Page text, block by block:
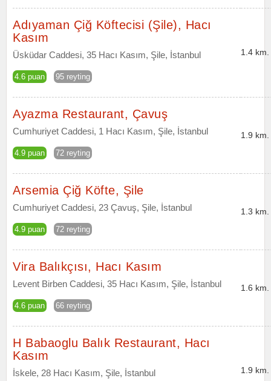
Adıyaman Çiğ Köftecisi (Şile), Hacı
Kasım
Üsküdar Caddesi, 35 Hacı Kasım, Şile, İstanbul
4.6 puan 95 reyting
1.4 km.
Ayazma Restaurant, Çavuş
Cumhuriyet Caddesi, 1 Hacı Kasım, Şile, İstanbul
4.9 puan 72 reyting
1.9 km.
Arsemia Çiğ Köfte, Şile
Cumhuriyet Caddesi, 23 Çavuş, Şile, İstanbul
4.9 puan 72 reyting
1.3 km.
Vira Balıkçısı, Hacı Kasım
Levent Birben Caddesi, 35 Hacı Kasım, Şile, İstanbul
4.6 puan 66 reyting
1.6 km.
H Babaoglu Balık Restaurant, Hacı
Kasım
İskele, 28 Hacı Kasım, Şile, İstanbul 1.9 km.